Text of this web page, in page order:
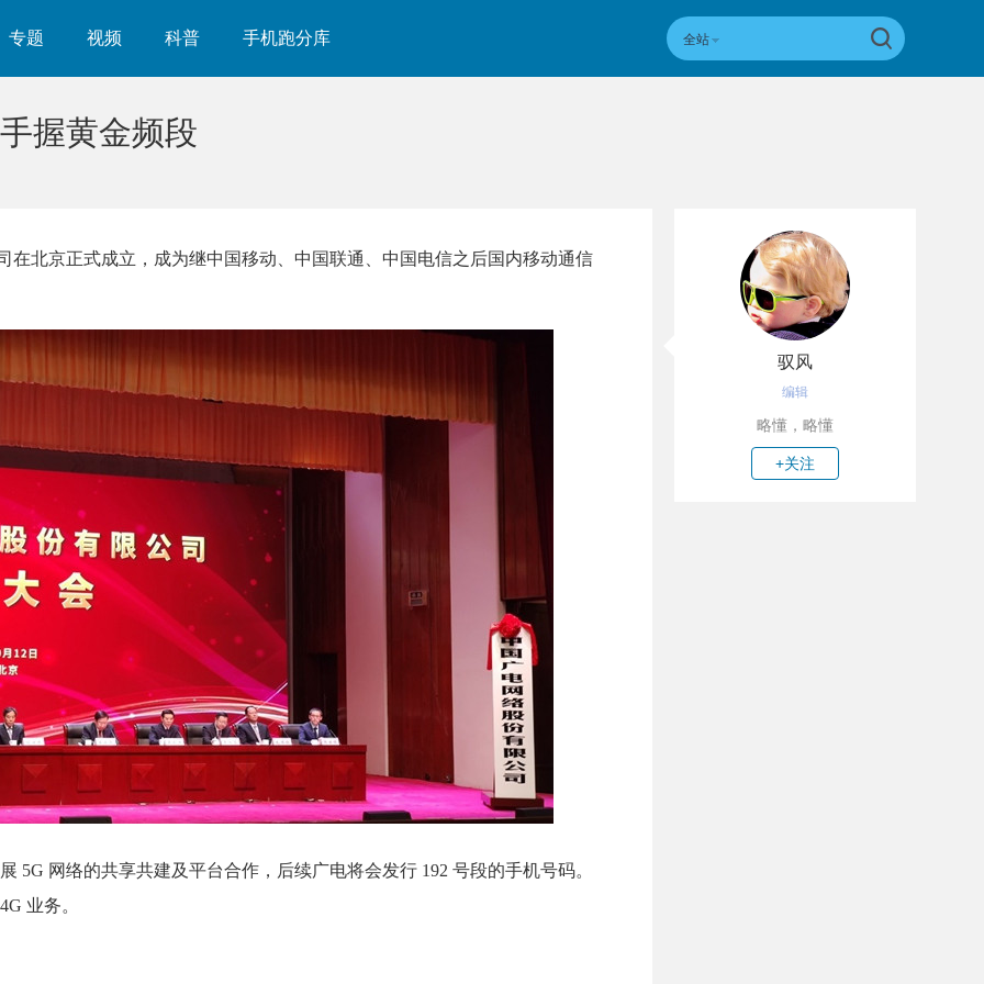
专题 视频 科普 手机跑分库 全站
握黄金频段
在北京正式成立，成为继中国移动、中国联通、中国电信之后国内移动通信
5G 网络的共享共建及平台合作，后续广电将会发行 192 号段的手机号码。
业务。
驭风
编辑
略懂，略懂
+关注